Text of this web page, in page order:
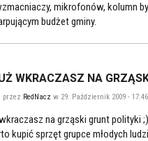
mikrofonów, kolumn
budżet gminy.
WKRACZASZ NA
przez RedNacz w 29. Październik 2009 - 17:46
na grząski grunt polityki
kupić sprzęt grupce młodych